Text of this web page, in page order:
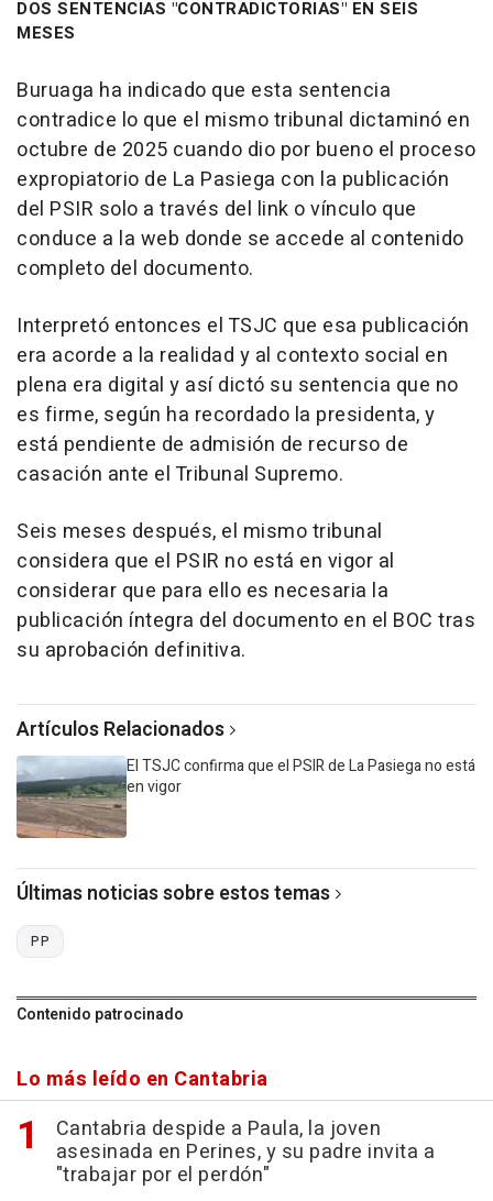
DOS SENTENCIAS "CONTRADICTORIAS" EN SEIS
MESES
Buruaga ha indicado que esta sentencia
contradice lo que el mismo tribunal dictaminó en
octubre de 2025 cuando dio por bueno el proceso
expropiatorio de La Pasiega con la publicación
del PSIR solo a través del link o vínculo que
conduce a la web donde se accede al contenido
completo del documento.
Interpretó entonces el TSJC que esa publicación
era acorde a la realidad y al contexto social en
plena era digital y así dictó su sentencia que no
es firme, según ha recordado la presidenta, y
está pendiente de admisión de recurso de
casación ante el Tribunal Supremo.
Seis meses después, el mismo tribunal
considera que el PSIR no está en vigor al
considerar que para ello es necesaria la
publicación íntegra del documento en el BOC tras
su aprobación definitiva.
Artículos Relacionados
El TSJC confirma que el PSIR de La Pasiega no está
en vigor
Últimas noticias sobre estos temas
PP
Contenido patrocinado
Lo más leído en Cantabria
Cantabria despide a Paula, la joven
asesinada en Perines, y su padre invita a
"trabajar por el perdón"